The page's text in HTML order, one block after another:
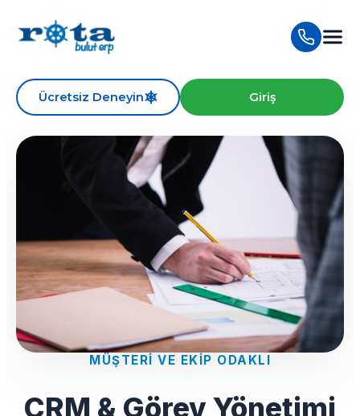
Ücretsiz Deneyin Giriş
MÜŞTERI VE EKIP ODAKLI
CRM & Görev Yönetimi